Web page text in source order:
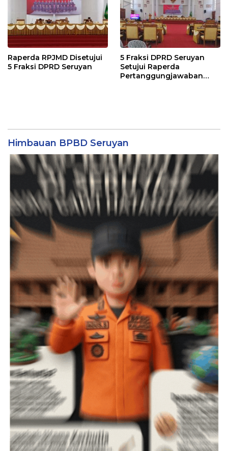
Raperda RPJMD Disetujui
5 Fraksi DPRD Seruyan
5 Fraksi DPRD Seruyan
Setujui Raperda
Pertanggungjawaban
Himbauan BPBD Seruyan